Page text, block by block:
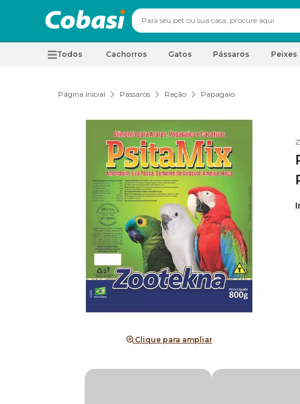
Todos Cachorros Gatos Pássaros Peixes
Página inicial Passaros Ração Papagaio
Clique para ampliar